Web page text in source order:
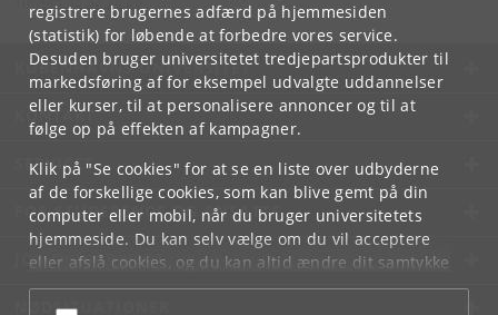
registrere brugernes adfærd på hjemmesiden
(statistik) for løbende at forbedre vores service.
Desuden bruger universitetet tredjepartsprodukter til
markedsføring af for eksempel udvalgte uddannelser
eller kurser, til at personalisere annoncer og til at
følge op på effekten af kampagner.
Klik på "Se cookies" for at se en liste over udbyderne
af de forskellige cookies, som kan blive gemt på din
computer eller mobil, når du bruger universitetets
hjemmeside. Du kan selv vælge om du vil acceptere
eller afslå cookies, og du kan altid ændre dit samtykke
underCookie- og privatlivspolitiksom du finder i
bunden af hver side.
KØBENHAVNS UNIVERSITET
KONTAKT
SERVICES
FOR STUDERENDE OG ANSATTE
JOB OG KARRIERE
NØDSITUATIONER